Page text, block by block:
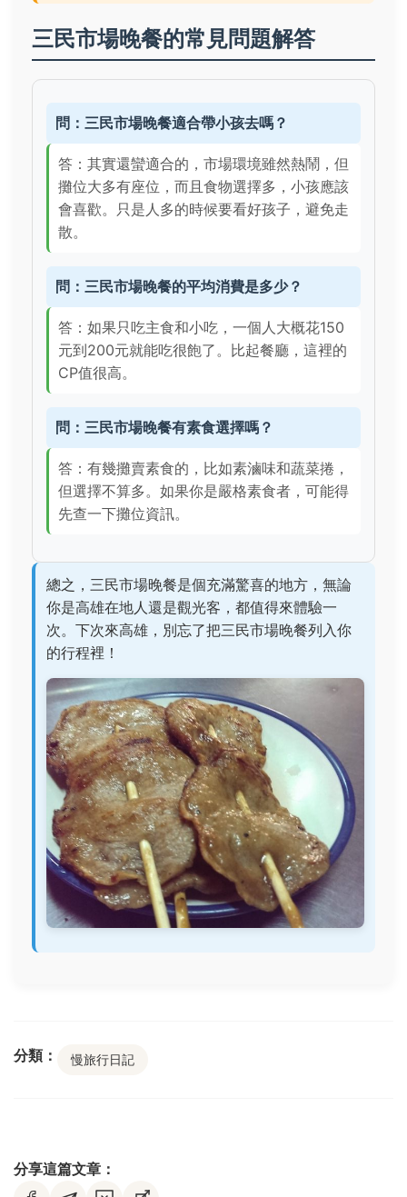
三民市場晚餐的常見問題解答
問：三民市場晚餐適合帶小孩去嗎？
答：其實還蠻適合的，市場環境雖然熱鬧，但
攤位大多有座位，而且食物選擇多，小孩應該
會喜歡。只是人多的時候要看好孩子，避免走
散。
問：三民市場晚餐的平均消費是多少？
答：如果只吃主食和小吃，一個人大概花150
元到200元就能吃很飽了。比起餐廳，這裡的
CP值很高。
問：三民市場晚餐有素食選擇嗎？
答：有幾攤賣素食的，比如素滷味和蔬菜捲，
但選擇不算多。如果你是嚴格素食者，可能得
先查一下攤位資訊。
總之，三民市場晚餐是個充滿驚喜的地方，無論
你是高雄在地人還是觀光客，都值得來體驗一
次。下次來高雄，別忘了把三民市場晚餐列入你
的行程裡！
分類： 慢旅行日記
分享這篇文章：